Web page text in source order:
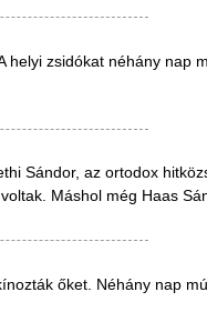
zsidókat néhány nap
Sándor, az ortodox
Máshol még Haas
őket. Néhány nap